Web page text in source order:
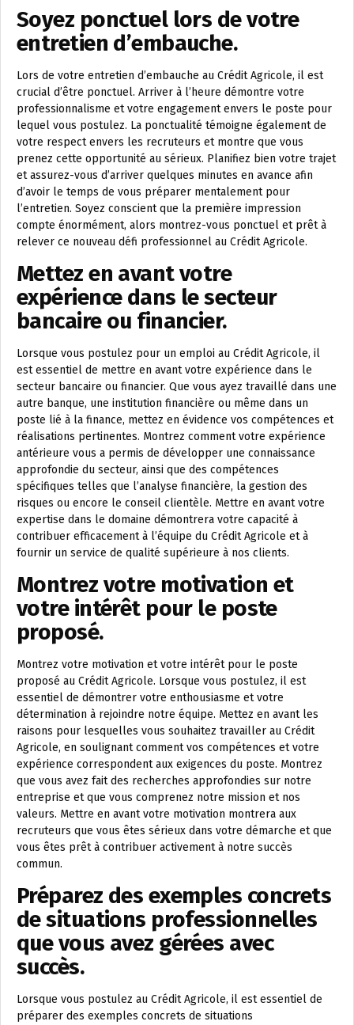
Soyez ponctuel lors de votre
entretien d’embauche.
Lors de votre entretien d’embauche au Crédit Agricole, il est
crucial d’être ponctuel. Arriver à l’heure démontre votre
professionnalisme et votre engagement envers le poste pour
lequel vous postulez. La ponctualité témoigne également de
votre respect envers les recruteurs et montre que vous
prenez cette opportunité au sérieux. Planifiez bien votre trajet
et assurez-vous d’arriver quelques minutes en avance afin
d’avoir le temps de vous préparer mentalement pour
l’entretien. Soyez conscient que la première impression
compte énormément, alors montrez-vous ponctuel et prêt à
relever ce nouveau défi professionnel au Crédit Agricole.
Mettez en avant votre
expérience dans le secteur
bancaire ou financier.
Lorsque vous postulez pour un emploi au Crédit Agricole, il
est essentiel de mettre en avant votre expérience dans le
secteur bancaire ou financier. Que vous ayez travaillé dans une
autre banque, une institution financière ou même dans un
poste lié à la finance, mettez en évidence vos compétences et
réalisations pertinentes. Montrez comment votre expérience
antérieure vous a permis de développer une connaissance
approfondie du secteur, ainsi que des compétences
spécifiques telles que l’analyse financière, la gestion des
risques ou encore le conseil clientèle. Mettre en avant votre
expertise dans le domaine démontrera votre capacité à
contribuer efficacement à l’équipe du Crédit Agricole et à
fournir un service de qualité supérieure à nos clients.
Montrez votre motivation et
votre intérêt pour le poste
proposé.
Montrez votre motivation et votre intérêt pour le poste
proposé au Crédit Agricole. Lorsque vous postulez, il est
essentiel de démontrer votre enthousiasme et votre
détermination à rejoindre notre équipe. Mettez en avant les
raisons pour lesquelles vous souhaitez travailler au Crédit
Agricole, en soulignant comment vos compétences et votre
expérience correspondent aux exigences du poste. Montrez
que vous avez fait des recherches approfondies sur notre
entreprise et que vous comprenez notre mission et nos
valeurs. Mettre en avant votre motivation montrera aux
recruteurs que vous êtes sérieux dans votre démarche et que
vous êtes prêt à contribuer activement à notre succès
commun.
Préparez des exemples concrets
de situations professionnelles
que vous avez gérées avec
succès.
Lorsque vous postulez au Crédit Agricole, il est essentiel de
préparer des exemples concrets de situations